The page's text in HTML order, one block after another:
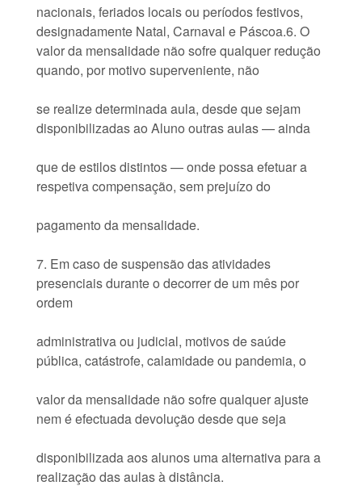
nacionais, feriados locais ou períodos festivos,
designadamente Natal, Carnaval e Páscoa.6. O
valor da mensalidade não sofre qualquer redução
quando, por motivo superveniente, não
se realize determinada aula, desde que sejam
disponibilizadas ao Aluno outras aulas — ainda
que de estilos distintos — onde possa efetuar a
respetiva compensação, sem prejuízo do
pagamento da mensalidade.
7. Em caso de suspensão das atividades
presenciais durante o decorrer de um mês por
ordem
administrativa ou judicial, motivos de saúde
pública, catástrofe, calamidade ou pandemia, o
valor da mensalidade não sofre qualquer ajuste
nem é efectuada devolução desde que seja
disponibilizada aos alunos uma alternativa para a
realização das aulas à distância.